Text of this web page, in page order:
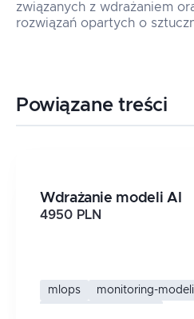
związanych z wdrażaniem
rozwiązań opartych o
Powiązane treści
Wdrażanie modeli AI
4950 PLN
mlops monitoring-modeli